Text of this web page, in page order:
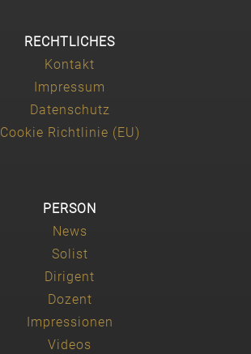
RECHTLICHES
Kontakt
Impressum
Datenschutz
Cookie Richtlinie (EU)
PERSON
News
Solist
Dirigent
Dozent
Impressionen
Videos